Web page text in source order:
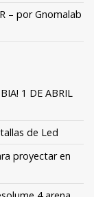
– por Gnomalab
1 DE ABRIL
de Led
proyectar en